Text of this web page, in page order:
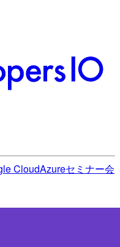
CloudAzureセミナー会